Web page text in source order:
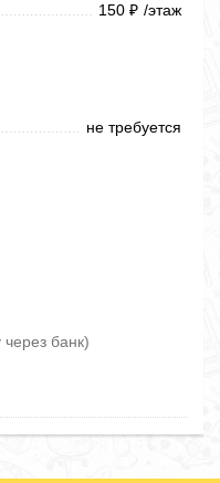
150 ₽ /этаж
не требуется
через банк)